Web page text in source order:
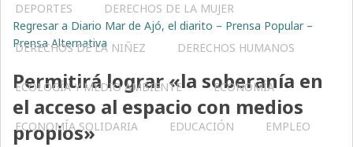
DEPORTES DERECHOS DE LA MUJER
DERECHOS DE LA NIÑEZ DERECHOS HUMANOS
ECOLOGÍA Y MEDIO AMBIENTE ECONOMÍA
ECONOMÍA SOLIDARIA EDUCACIÓN EMPLEO
Regresar a Diario Mar de Ajó, el diarito – Prensa Popular –
Prensa Alternativa
Permitirá lograr «la soberanía en
el acceso al espacio con medios
propios»